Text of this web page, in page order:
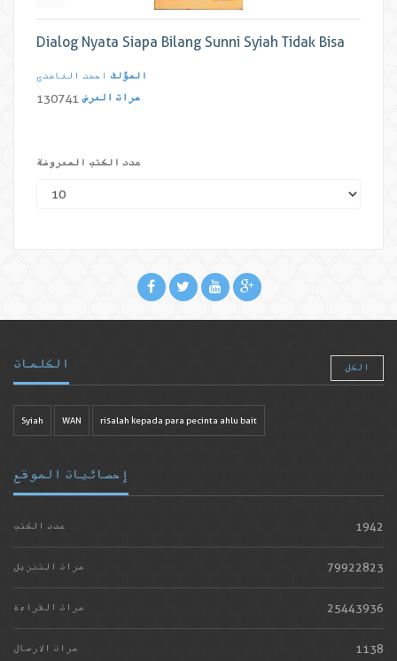
Dialog Nyata Siapa Bilang Sunni Syiah Tidak Bisa
المؤلف احمد الغامدی
مرات العرض 130741
عدد الكتب المعروضة
الكلمات الكل
Syiah WAN risalah kepada para pecinta ahlu bait
إحصائيات الموقع
عدد الكتب 1942
مرات التنزيل 79922823
مرات القراءة 25443936
مرات الارسال 1138